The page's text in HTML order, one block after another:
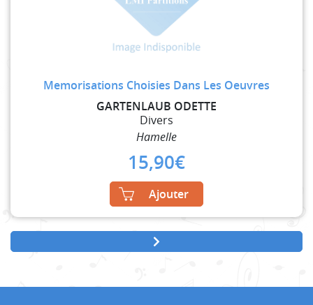
Memorisations Choisies Dans Les Oeuvres
GARTENLAUB ODETTE
Divers
Hamelle
15,90€
Ajouter